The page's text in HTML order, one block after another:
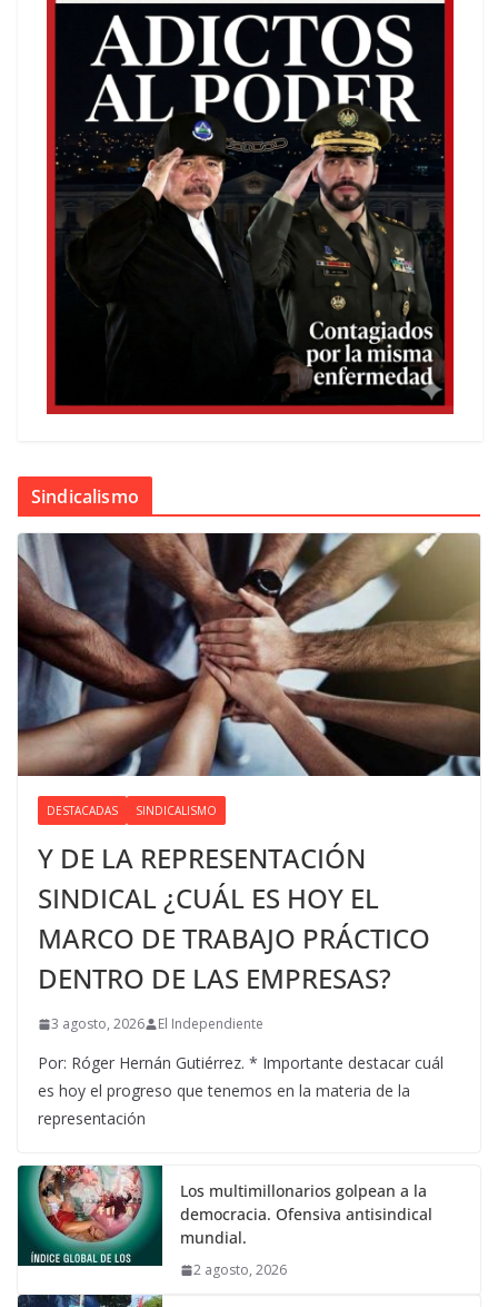
Sindicalismo
DESTACADAS SINDICALISMO
Y DE LA REPRESENTACIÓN
SINDICAL ¿CUÁL ES HOY EL
MARCO DE TRABAJO PRÁCTICO
DENTRO DE LAS EMPRESAS?
3 agosto, 2026 El Independiente
Por: Róger Hernán Gutiérrez. * Importante destacar cuál
es hoy el progreso que tenemos en la materia de la
representación
Los multimillonarios golpean a la
democracia. Ofensiva antisindical
mundial.
2 agosto, 2026